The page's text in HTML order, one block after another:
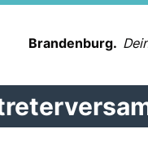
Brandenburg.